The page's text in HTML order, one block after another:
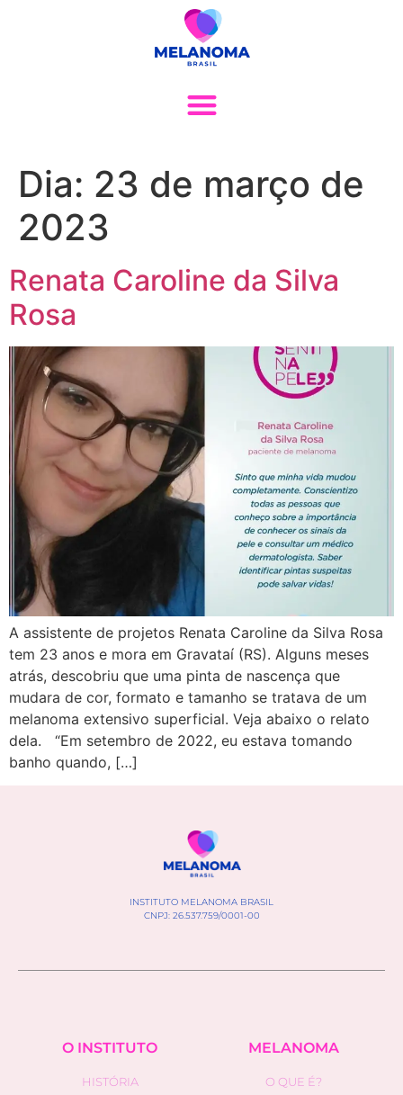
Dia: 23 de março de
2023
Renata Caroline da Silva
Rosa
A assistente de projetos Renata Caroline da Silva Rosa
tem 23 anos e mora em Gravataí (RS). Alguns meses
atrás, descobriu que uma pinta de nascença que
mudara de cor, formato e tamanho se tratava de um
melanoma extensivo superficial. Veja abaixo o relato
dela. “Em setembro de 2022, eu estava tomando
banho quando, […]
INSTITUTO MELANOMA BRASIL
CNPJ: 26.537.759/0001-00
O INSTITUTO
HISTÓRIA
MELANOMA
O QUE É?